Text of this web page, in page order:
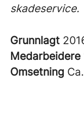
skadeservice.
Grunnlagt
Medarbeidere
Omsetning